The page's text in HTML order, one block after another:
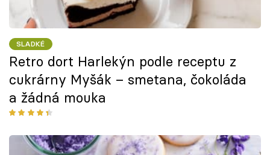
SLADKÉ
Retro dort Harlekýn podle receptu z
cukrárny Myšák – smetana, čokoláda
a žádná mouka